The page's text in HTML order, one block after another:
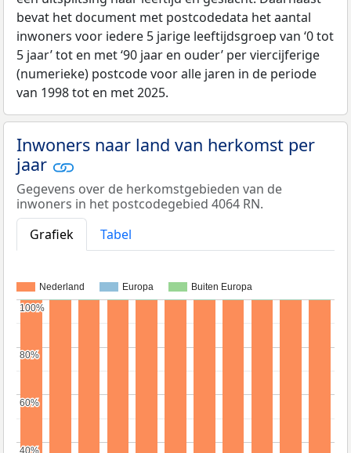
bevat het document met postcodedata het aantal
inwoners voor iedere 5 jarige leeftijdsgroep van ‘0 tot
5 jaar’ tot en met ‘90 jaar en ouder’ per viercijferige
(numerieke) postcode voor alle jaren in de periode
van 1998 tot en met 2025.
Inwoners naar land van herkomst per
jaar
Gegevens over de herkomstgebieden van de
inwoners in het postcodegebied 4064 RN.
Grafiek
Tabel
Nederland Europa Buiten Europa
40%
40%
60%
60%
80%
80%
100%
100%